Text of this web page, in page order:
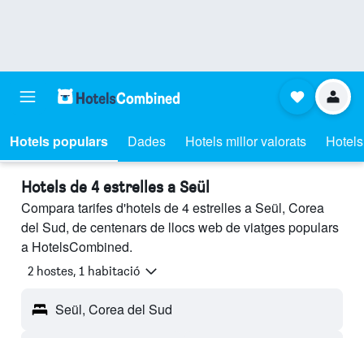
Hotels populars Dades Hotels millor valorats
Hotels de 4 estrelles a Seül
Compara tarifes d'hotels de 4 estrelles a Seül, Corea
del Sud, de centenars de llocs web de viatges populars
a HotelsCombined.
2 hostes, 1 habitació
Seül, Corea del Sud